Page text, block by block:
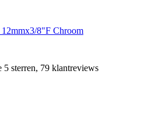
8"F Chroom
5 sterren, 79 klantreviews